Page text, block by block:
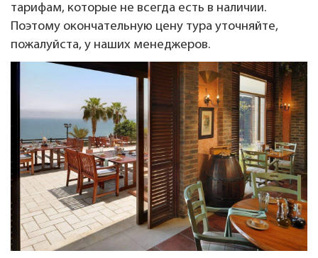
тарифам, которые не всегда есть в наличии.
Поэтому окончательную цену тура уточняйте,
пожалуйста, у наших менеджеров.